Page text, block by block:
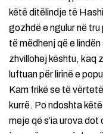
këtë ditëlindje të
gozhdë e ngulur në
të mëdhenj që e
zhvillohej kështu, kaq
luftuan për lirinë e
Kam frikë se të
kurrë. Po ndoshta
meje që s’ia urova